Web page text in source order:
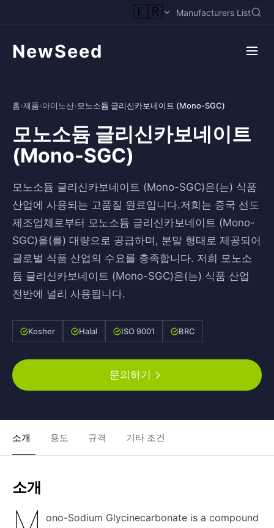
🇰🇷 Manufacturers List
NewSeed
홈›제품›아미노산›모노소듐 글리신카보네이트 (Mono-SGC)
모노소듐 글리신카보네이트
(Mono-SGC)
모노소듐 글리신카보네이트 (Mono-SGC)은(는) 식품
산업에 사용되는 고품질 원료입니다.저희는 중국 선도
제조업체로부터 모노소듐 글리신카보네이트 (Mono-
SGC)을(를) 대량으로 공급하며, 분말 형태로 제공되어
글로벌 식품 산업의 수요를 충족합니다. 저희 모노소
듐 글리신카보네이트 (Mono-SGC)은(는) 식품 산업
전반에 널리 사용됩니다.
Kosher Halal ISO 9001 BRC
문의하기
소개 용도 규격 기타 조건
소개
ono-Sodium Glycinecarbonate is a compound